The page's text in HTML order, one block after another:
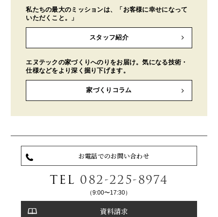
私たちの最大のミッションは、「お客様に幸せになって
いただくこと。」
スタッフ紹介
エヌテックの家づくりへのりをお届け。気になる技術・
仕様などをより深く掘り下げます。
家づくりコラム
お電話でのお問い合わせ
TEL 082-225-8974
（9:00〜17:30）
資料請求